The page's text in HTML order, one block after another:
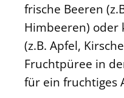
frische Beeren
Himbeeren) oder
(z.B. Apfel,
Fruchtpüree in
für ein fruchtiges